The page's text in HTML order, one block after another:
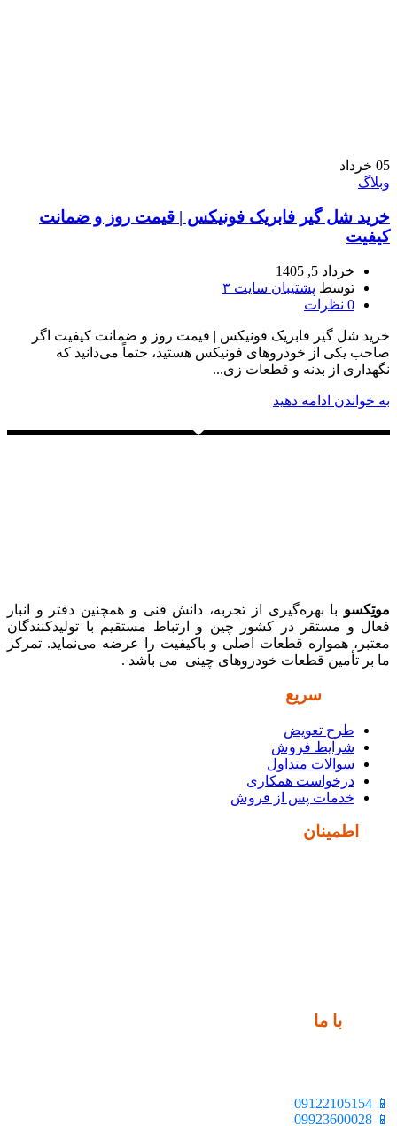
05 خرداد
وبلاگ
خرید شل گیر فابریک فونیکس | قیمت روز و ضمانت
کیفیت
خرداد 5, 1405
توسط پشتیبان سایت ۳
0 نظرات
خرید شل گیر فابریک فونیکس | قیمت روز و ضمانت کیفیت اگر
صاحب یکی از خودروهای فونیکس هستید، حتماً می‌دانید که
نگهداری از بدنه و قطعات زی...
به خواندن ادامه دهید
موتِکسو با بهره‌گیری از تجربه، دانش فنی و همچنین دفتر و انبار
فعال و مستقر در کشور چین و ارتباط مستقیم با تولیدکنندگان
معتبر، همواره قطعات اصلی و باکیفیت را عرضه می‌نماید. تمرکز
ما بر تأمین قطعات خودروهای چینی می باشد .
سریع
طرح تعویض
شرایط فروش
سوالات متداول
درخواست همکاری
خدمات پس از فروش
اطمینان
با ما
📱 09122105154
📱 09923600028